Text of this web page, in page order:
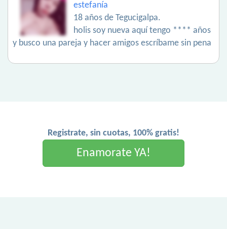
estefanía
18 años de Tegucigalpa.
holis soy nueva aquí tengo **** años
y busco una pareja y hacer amigos escríbame sin pena
Registrate, sin cuotas, 100% gratis!
Enamorate YA!